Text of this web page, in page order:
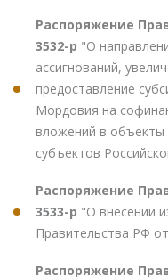
Распоряжение
3532-р "О
ассигнований,
предоставление
Мордовия на
вложений в объекты
субъектов
Распоряжение
3533-р "О внесении
Правительства РФ
Распоряжение